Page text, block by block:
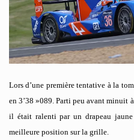
Lors d’une première tentative à la
en 3’38 »089. Parti peu avant minuit
il était ralenti par un drapeau jaune
meilleure position sur la grille.